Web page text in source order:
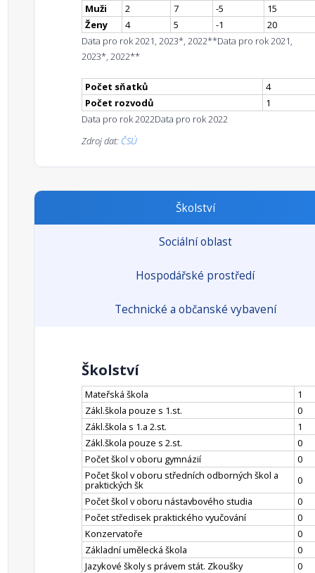
Muži
2 7 -5
15
Ženy
4 5 -1
20
Data pro rok 2021, 2023*, 2022**Data pro rok 2021,
2023*, 2022**
Počet sňatků
4
Počet rozvodů
1
Data pro rok 2022Data pro rok 2022
Zdroj dat: ČSÚ
Školství
Sociální oblast
Hospodářské prostředí
Technické a občanské vybavení
Školství
Mateřská škola
1
Zákl.škola pouze s 1.st.
0
Zákl.škola s 1.a 2.st.
1
Zákl.škola pouze s 2.st.
0
Počet škol v oboru gymnázií
0
Počet škol v oboru středních odborných škol a
praktických šk
0
Počet škol v oboru nástavbového studia
0
Počet středisek praktického vyučování
0
Konzervatoře
0
Základní umělecká škola
0
Jazykové školy s právem stát. Zkoušky
0